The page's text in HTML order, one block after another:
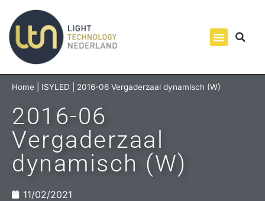
Home ISYLED 2016-06 Vergaderzaal dynamisch (W)
2016-06
Vergaderzaal
dynamisch (W)
11/02/2021